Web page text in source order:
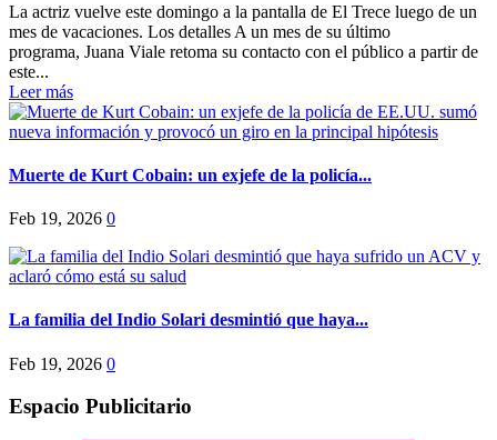
La actriz vuelve este domingo a la pantalla de El Trece luego de un
mes de vacaciones. Los detalles A un mes de su último
programa, Juana Viale retoma su contacto con el público a partir de
este...
Leer más
Muerte de Kurt Cobain: un exjefe de la policía...
Feb 19, 2026 0
La familia del Indio Solari desmintió que haya...
Feb 19, 2026 0
Espacio Publicitario